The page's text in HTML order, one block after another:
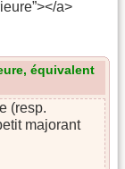
a>
équivalent
(resp.
majorant